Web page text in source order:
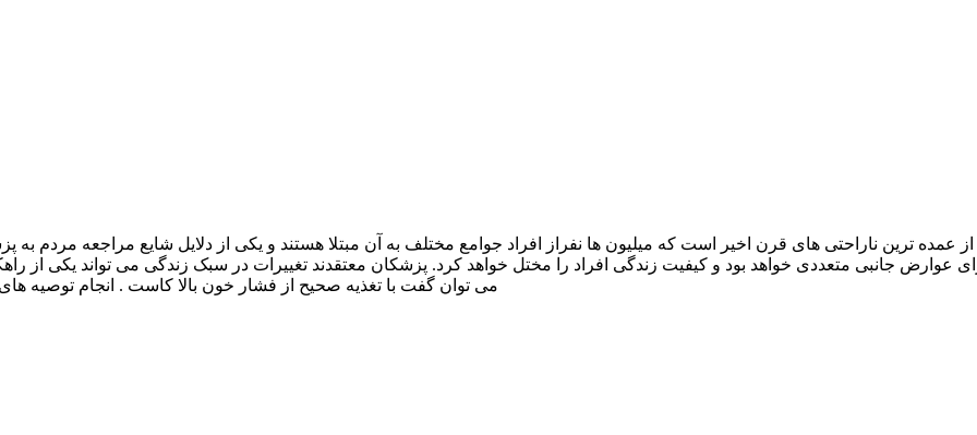
عمده ترین ناراحتی های قرن اخیر است که میلیون ها نفراز افراد جوامع مختلف به آن مبتلا هستند و یکی از دلایل شایع مراجعه
عوارض جانبی متعددی خواهد بود و کیفیت زندگی افراد را مختل خواهد کرد. پزشکان معتقدند تغییرات در سبک زندگی می تواند یکی از
می توان گفت با تغذیه صحیح از فشار خون بالا کاست . انجام توصیه